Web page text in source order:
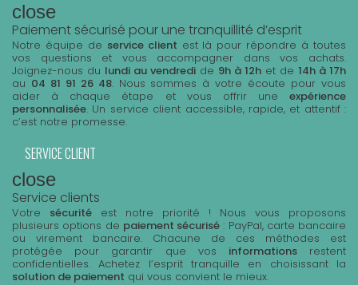
close
Paiement sécurisé pour une tranquillité d’esprit
Notre équipe de service client est là pour répondre à toutes
vos questions et vous accompagner dans vos achats.
Joignez-nous du lundi au vendredi de 9h à 12h et de 14h à 17h
au 04 81 91 26 48. Nous sommes à votre écoute pour vous
aider à chaque étape et vous offrir une expérience
personnalisée. Un service client accessible, rapide, et attentif :
c’est notre promesse.
SERVICE CLIENT
close
Service clients
Votre sécurité est notre priorité ! Nous vous proposons
plusieurs options de paiement sécurisé : PayPal, carte bancaire
ou virement bancaire. Chacune de ces méthodes est
protégée pour garantir que vos informationsrestent
confidentielles. Achetez l’esprit tranquille en choisissant la
solution de paiement qui vous convient le mieux.